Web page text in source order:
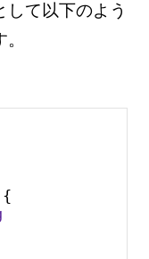
て以下のよう
{